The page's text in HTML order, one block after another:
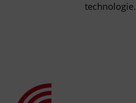
technologie.